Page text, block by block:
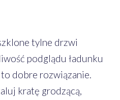
tylne drzwi
podglądu ładunku
dobre rozwiązanie.
kratę grodzącą,